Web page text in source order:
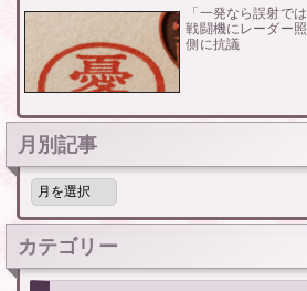
「一発なら誤射で
戦闘機にレーダー
側に抗議
月別記事
月
記
事
カテゴリー